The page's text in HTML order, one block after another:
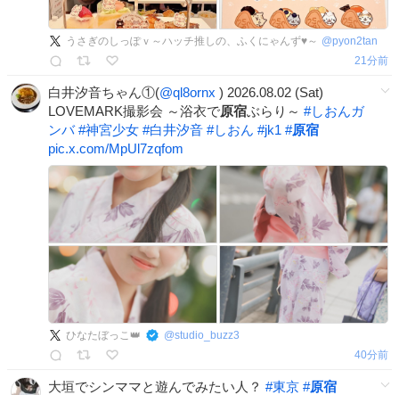
うさぎのしっぽｖ～ハッチ推しの、ふくにゃんず♥️～ @pyon2tan
21分前
白井汐音ちゃん①(@ql8ornx ) 2026.08.02 (Sat)
LOVEMARK撮影会 ～浴衣で原宿ぶらり～ #しおんガ
ンバ #神宮少女 #白井汐音 #しおん #jk1 #原宿
pic.x.com/MpUl7zqfom
ひなたぼっこ👑 @studio_buzz3
40分前
大垣でシンママと遊んでみたい人？ #東京 #原宿